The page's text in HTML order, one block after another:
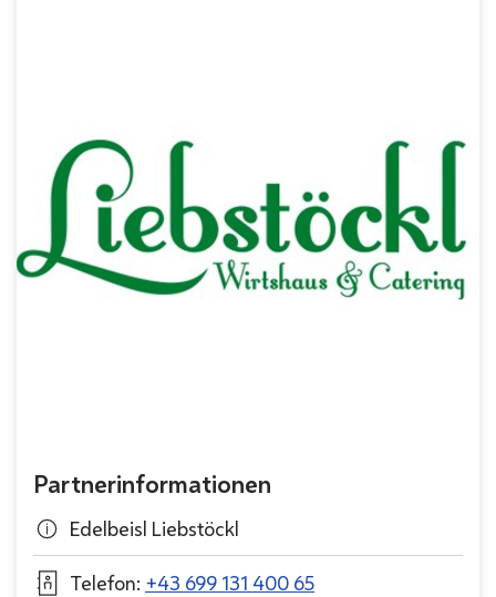
Partnerinformationen
Edelbeisl Liebstöckl
Telefon: +43 699 131 400 65